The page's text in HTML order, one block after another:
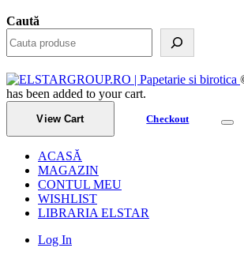
Caută
has been added to your cart.
View Cart Checkout
ACASĂ
MAGAZIN
CONTUL MEU
WISHLIST
LIBRARIA ELSTAR
Log In